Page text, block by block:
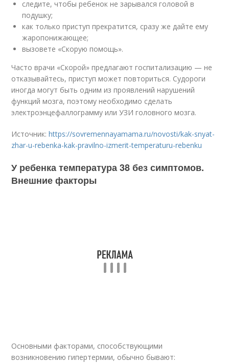
следите, чтобы ребенок не зарывался головой в
подушку;
как только приступ прекратится, сразу же дайте ему
жаропонижающее;
вызовете «Скорую помощь».
Часто врачи «Скорой» предлагают госпитализацию — не
отказывайтесь, приступ может повториться. Судороги
иногда могут быть одним из проявлений нарушений
функций мозга, поэтому необходимо сделать
электроэнцефаллограмму или УЗИ головного мозга.
Источник:https://sovremennayamama.ru/novosti/kak-snyat-
zhar-u-rebenka-kak-pravilno-izmerit-temperaturu-rebenku
У ребенка температура 38 без симптомов.
Внешние факторы
Основными факторами, способствующими
возникновению гипертермии, обычно бывают: